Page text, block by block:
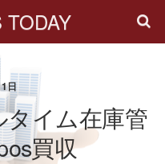
TODAY
日
タイム在庫管
買収